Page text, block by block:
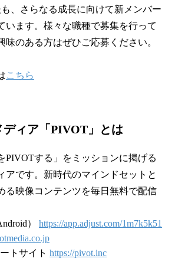
、さらなる成長に向けて新メンバー
います。様々な職種で募集を行って
味のある方はぜひご応募ください。
こちら
ディア「PIVOT」とは
PIVOTする」をミッションに掲げる
アです。新時代のマインドセットと
る映像コンテンツを毎日無料で配信
） https://app.adjust.com/1m7k5k51
トサイト https://pivot.inc